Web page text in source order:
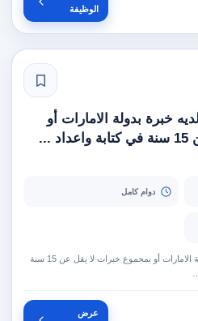
الوظيفة
خبرة بدولة الامارات أو
دوام كامل
مطلوب مستشار قانوني لديه خبرة بدولة الامارات أو بمجموع خبرات لا يقل عن 15 سنة
عرض